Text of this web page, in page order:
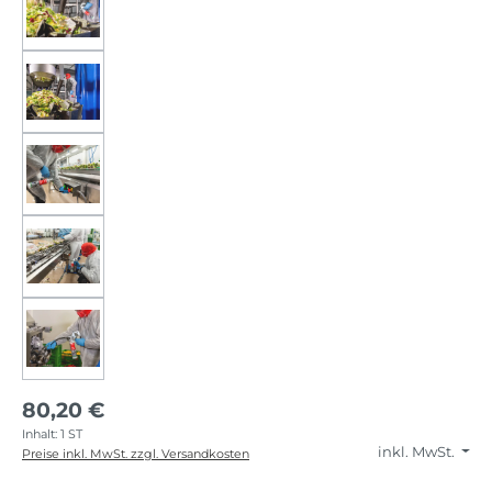
80,20 €
Inhalt: 1 ST
inkl. MwSt.
Preise inkl. MwSt. zzgl. Versandkosten